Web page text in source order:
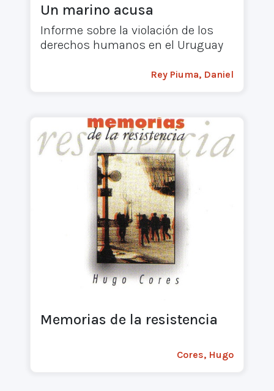
Un marino acusa
Informe sobre la violación de los
derechos humanos en el Uruguay
Rey Piuma, Daniel
Memorias de la resistencia
Cores, Hugo